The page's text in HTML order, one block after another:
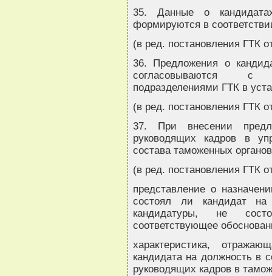
35. Данные о
формируются в
(в ред. постановления ГТК
36. Предложения о
согласовываются с
подразделениями ГТК в
(в ред. постановления ГТК
37. При внесении
руководящих кадров в
состава таможенных
(в ред. постановления ГТК
представление о
состоял ли кандидат
кандидатуры, не
соответствующее
характеристика,
кандидата на должность в
руководящих кадров в